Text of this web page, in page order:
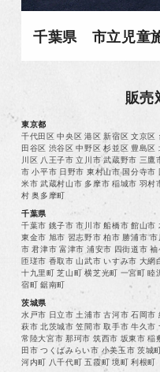
千葉県 市立児童
販売
東京都
千代田区 中央区 港区 新宿区 文京
田谷区 渋谷区 中野区 杉並区 豊島
川区 八王子市 立川市 武蔵野市 三
市 小平市 日野市 東村山市 国分寺
米市 武蔵村山市 多摩市 稲城市 羽
村 奥多摩町
千葉県
千葉市 銚子市 市川市 船橋市 館山
東金市 旭市 習志野市 柏市 勝浦市
市 君津市 富津市 浦安市 四街道市
匝瑳市 香取市 山武市 いすみ市 大
十九里町 芝山町 横芝光町 一宮町
宿町 鋸南町
茨城県
水戸市 日立市 土浦市 古河市 石岡
萩市 北茨城市 笠間市 取手市 牛久
常陸大宮市 那珂市 筑西市 坂東市
田市 つくばみらい市 小美玉市 茨城
河内町 八千代町 五霞町 境町 利根町